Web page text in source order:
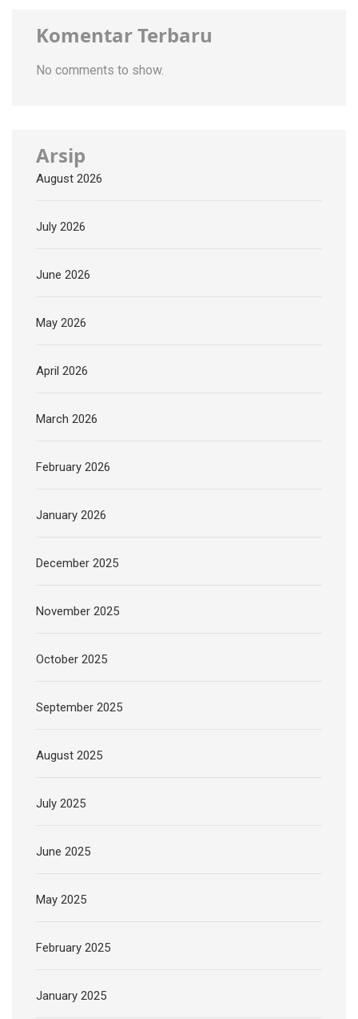
Komentar Terbaru
No comments to show.
Arsip
August 2026
July 2026
June 2026
May 2026
April 2026
March 2026
February 2026
January 2026
December 2025
November 2025
October 2025
September 2025
August 2025
July 2025
June 2025
May 2025
February 2025
January 2025